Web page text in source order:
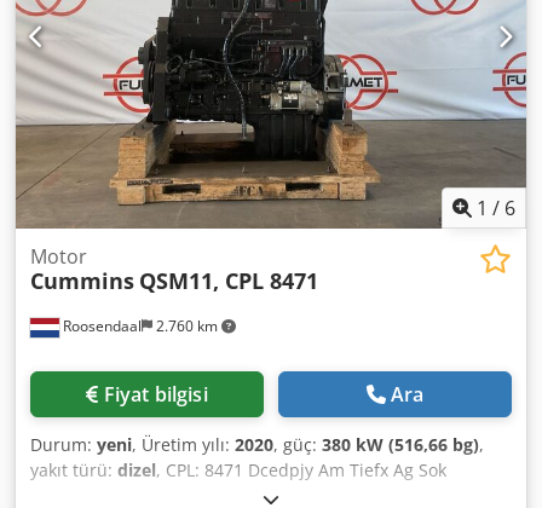
1 / 6
Roosendaal 2.760 km
Motor
Cummins QSM11, CPL 8471
Fiyat bilgisi Ara
Durum: yeni, Üretim yılı: 2020, güç: 380 kW (516,66 bg),
yakıt türü: dizel, CPL: 8471 Dcedpjy Am Tiefx Ag Sok
Yaklaşık ağırlık (kg): 835 kg Boyutlar UxGxY: 120x90x115